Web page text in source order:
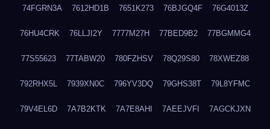
74FGRN3A 7612HD1B 7651K273 76BJGQ4F 76G4013Z
76HU4CRK 76LLJI2Y 7777M27H 77BED9B2 77BGMMG4
77S55623 77TABW20 780FZHSV 78Q29S80 78XWEZ88
792RHX5L 7939XN0C 796YV3DQ 79GHS38T 79L8YFMC
79V4EL6D 7A7B2KTK 7A7E8AHI 7AEEJVFI 7AGCKJXN